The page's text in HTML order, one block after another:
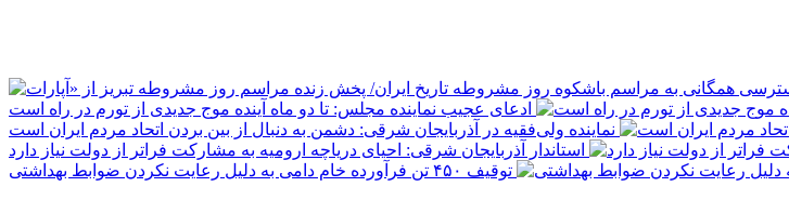
ادعای عجیب نماینده مجلس: تا دو ماه آینده موج جدیدی از تورم در راه است
نماینده ولی‌فقیه در آذربایجان شرقی: دشمن به دنبال از بین بردن اتحاد مردم ایران است
استاندار آذربایجان شرقی: احیای دریاچه ارومیه به مشارکت فراتر از دولت نیاز دارد
توقیف ۴۵۰ تن فرآورده خام دامی به دلیل رعایت نکردن ضوابط بهداشتی